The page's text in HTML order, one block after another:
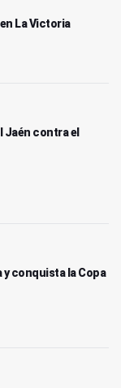
La Victoria
Jaén contra el
y conquista la Copa